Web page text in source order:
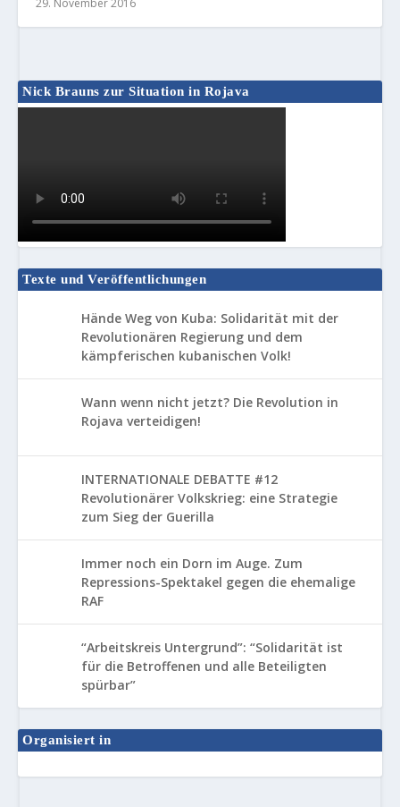
29. November 2016
Nick Brauns zur Situation in Rojava
Texte und Veröffentlichungen
Hände Weg von Kuba: Solidarität mit der
Revolutionären Regierung und dem
kämpferischen kubanischen Volk!
Wann wenn nicht jetzt? Die Revolution in
Rojava verteidigen!
INTERNATIONALE DEBATTE #12
Revolutionärer Volkskrieg: eine Strategie
zum Sieg der Guerilla
Immer noch ein Dorn im Auge. Zum
Repressions-Spektakel gegen die ehemalige
RAF
“Arbeitskreis Untergrund”: “Solidarität ist
für die Betroffenen und alle Beteiligten
spürbar”
Organisiert in